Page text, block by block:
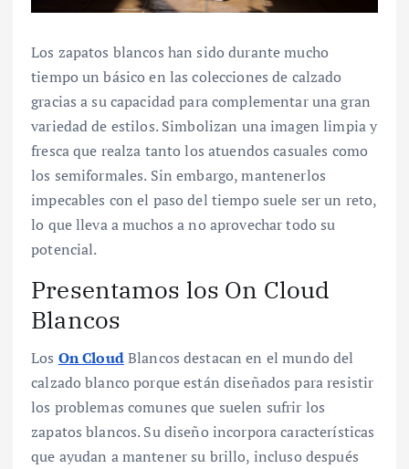
Los zapatos blancos han sido durante mucho
tiempo un básico en las colecciones de calzado
gracias a su capacidad para complementar una gran
variedad de estilos. Simbolizan una imagen limpia y
fresca que realza tanto los atuendos casuales como
los semiformales. Sin embargo, mantenerlos
impecables con el paso del tiempo suele ser un reto,
lo que lleva a muchos a no aprovechar todo su
potencial.
Presentamos los On Cloud
Blancos
Los On CloudBlancos destacan en el mundo del
calzado blanco porque están diseñados para resistir
los problemas comunes que suelen sufrir los
zapatos blancos. Su diseño incorpora características
que ayudan a mantener su brillo, incluso después